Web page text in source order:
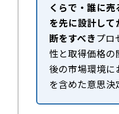
くらで・誰に
を先に設計し
断をすべきプロ
性と取得価格の
後の市場環境に
を含めた意思決